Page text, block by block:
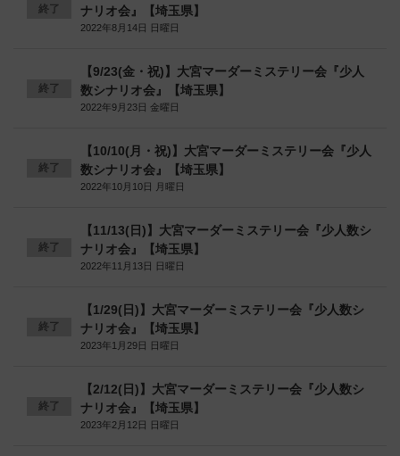
終了
ナリオ会』【埼玉県】
2022年8月14日 日曜日
終了
【9/23(金・祝)】大宮マーダーミステリー会『少人
数シナリオ会』【埼玉県】
2022年9月23日 金曜日
終了
【10/10(月・祝)】大宮マーダーミステリー会『少人
数シナリオ会』【埼玉県】
2022年10月10日 月曜日
終了
【11/13(日)】大宮マーダーミステリー会『少人数シ
ナリオ会』【埼玉県】
2022年11月13日 日曜日
終了
【1/29(日)】大宮マーダーミステリー会『少人数シ
ナリオ会』【埼玉県】
2023年1月29日 日曜日
終了
【2/12(日)】大宮マーダーミステリー会『少人数シ
ナリオ会』【埼玉県】
2023年2月12日 日曜日